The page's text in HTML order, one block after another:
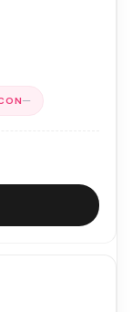
—